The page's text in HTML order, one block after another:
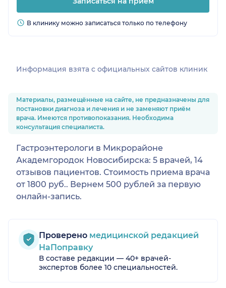
В клинику можно записаться только по телефону
Информация взята c официальных сайтов клиник
Материалы, размещённые на сайте, не предназначены для
постановки диагноза и лечения и не заменяют приём
врача. Имеются противопоказания. Необходима
консультация специалиста.
Гастроэнтерологи в Микрорайоне
Академгородок Новосибирска: 5 врачей, 14
отзывов пациентов. Стоимость приема врача
от 1800 руб.. Вернем 500 рублей за первую
онлайн-запись.
Проверено медицинской редакцией
НаПоправку
В составе редакции — 40+ врачей-
экспертов более 10 специальностей.